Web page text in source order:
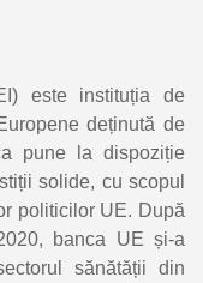
este instituția de
deținută de
pune la dispoziție
solide, cu scopul
politicilor UE. După
banca UE și-a
sănătății din